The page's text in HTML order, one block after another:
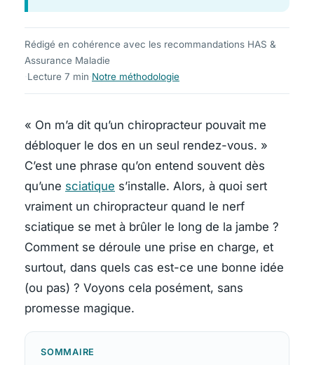
Rédigé en cohérence avec les recommandations HAS &
Assurance Maladie
Lecture 7 min Notre méthodologie
« On m’a dit qu’un chiropracteur pouvait me
débloquer le dos en un seul rendez-vous. »
C’est une phrase qu’on entend souvent dès
qu’une sciatique s’installe. Alors, à quoi sert
vraiment un chiropracteur quand le nerf
sciatique se met à brûler le long de la jambe ?
Comment se déroule une prise en charge, et
surtout, dans quels cas est-ce une bonne idée
(ou pas) ? Voyons cela posément, sans
promesse magique.
SOMMAIRE